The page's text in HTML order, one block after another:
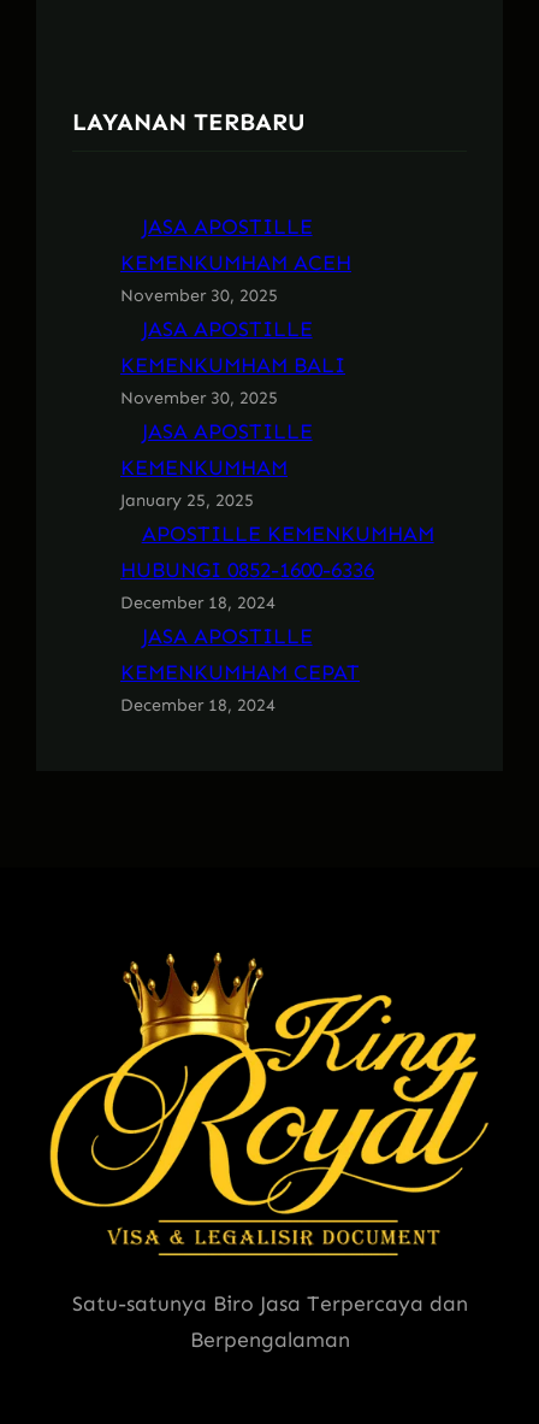
LAYANAN TERBARU
JASA APOSTILLE
KEMENKUMHAM ACEH
November 30, 2025
JASA APOSTILLE
KEMENKUMHAM BALI
November 30, 2025
JASA APOSTILLE
KEMENKUMHAM
January 25, 2025
APOSTILLE KEMENKUMHAM
HUBUNGI 0852-1600-6336
December 18, 2024
JASA APOSTILLE
KEMENKUMHAM CEPAT
December 18, 2024
Satu-satunya Biro Jasa Terpercaya dan
Berpengalaman